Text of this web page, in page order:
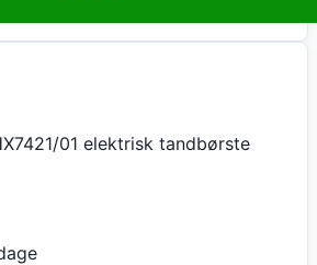
01 elektrisk tandbørste